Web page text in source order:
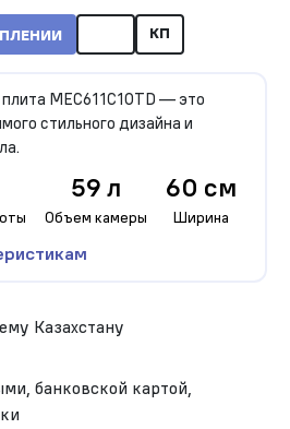
КП
MEC611C10TD — это
стильного дизайна и
59 л
Объем камеры
60 см
Ширина
Казахстану
банковской картой,